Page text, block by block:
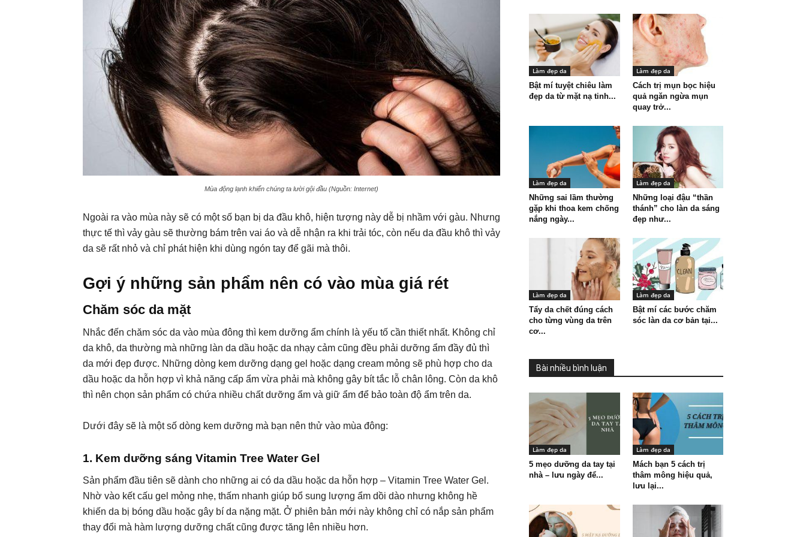
Mùa động lạnh khiến chúng ta lười gội đầu (Nguồn: Internet)
Ngoài ra vào mùa này sẽ có một số bạn bị da đầu khô, hiện tượng này dễ bị nhầm với gàu. Nhưng
thực tế thì vảy gàu sẽ thường bám trên vai áo và dễ nhận ra khi trải tóc, còn nếu da đầu khô thì vảy
da sẽ rất nhỏ và chỉ phát hiện khi dùng ngón tay để gãi mà thôi.
Gợi ý những sản phẩm nên có vào mùa giá rét
Chăm sóc da mặt
Nhắc đến chăm sóc da vào mùa đông thì kem dưỡng ẩm chính là yếu tố cần thiết nhất. Không chỉ
da khô, da thường mà những làn da dầu hoặc da nhạy cảm cũng đều phải dưỡng ẩm đầy đủ thì
da mới đẹp được. Những dòng kem dưỡng dạng gel hoặc dạng cream mỏng sẽ phù hợp cho da
dầu hoặc da hỗn hợp vì khả năng cấp ẩm vừa phải mà không gây bít tắc lỗ chân lông. Còn da khô
thì nên chọn sản phẩm có chứa nhiều chất dưỡng ẩm và giữ ẩm để bảo toàn độ ẩm trên da.
Dưới đây sẽ là một số dòng kem dưỡng mà bạn nên thử vào mùa đông:
1. Kem dưỡng sáng Vitamin Tree Water Gel
Sản phẩm đầu tiên sẽ dành cho những ai có da dầu hoặc da hỗn hợp – Vitamin Tree Water Gel.
Nhờ vào kết cấu gel mỏng nhẹ, thấm nhanh giúp bổ sung lượng ẩm dồi dào nhưng không hề
khiến da bị bóng dầu hoặc gây bí da nặng mặt. Ở phiên bản mới này không chỉ có nắp sản phẩm
thay đổi mà hàm lượng dưỡng chất cũng được tăng lên nhiều hơn.
Làm đẹp da
Bật mí tuyệt chiêu làm
đẹp da từ mặt nạ tinh...
Làm đẹp da
Cách trị mụn bọc hiệu
quả ngăn ngừa mụn
quay trở...
Làm đẹp da
Những sai lầm thường
gặp khi thoa kem chống
nắng ngày...
Làm đẹp da
Những loại đậu “thần
thánh” cho làn da sáng
đẹp như...
Làm đẹp da
Tẩy da chết đúng cách
cho từng vùng da trên
cơ...
Làm đẹp da
Bật mí các bước chăm
sóc làn da cơ bản tại...
Bài nhiều bình luận
Làm đẹp da
5 mẹo dưỡng da tay tại
nhà – lưu ngày để...
Làm đẹp da
Mách bạn 5 cách trị
thâm mông hiệu quả,
lưu lại...